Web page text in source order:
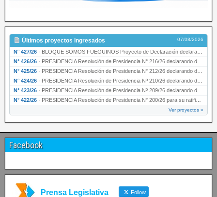
Últimos proyectos ingresados 07/08/2026
N° 427/26 · BLOQUE SOMOS FUEGUINOS Proyecto de Declaración declarando de interés provincial PRESIDENCI…
N° 426/26 · PRESIDENCIA Resolución de Presidencia N° 216/26 declarando de interés provincial la labor …
N° 425/26 · PRESIDENCIA Resolución de Presidencia N° 212/26 declarando de interés provincial el “50° A…
N° 424/26 · PRESIDENCIA Resolución de Presidencia Nº 210/26 declarando de interés provincial el proyec…
N° 423/26 · PRESIDENCIA Resolución de Presidencia Nº 209/26 declarando de interés provincial la presen…
N° 422/26 · PRESIDENCIA Resolución de Presidencia N° 200/26 para su ratificación.
Ver proyectos »
Facebook
Prensa Legislativa Follow